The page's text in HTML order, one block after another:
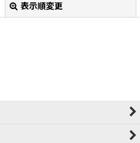
表示順変更